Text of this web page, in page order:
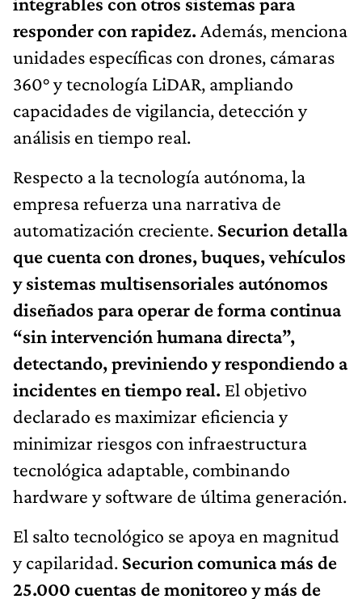
responder con rapidez. Además, menciona
unidades específicas con drones, cámaras
360° y tecnología LiDAR, ampliando
capacidades de vigilancia, detección y
análisis en tiempo real.
Respecto a la tecnología autónoma, la
empresa refuerza una narrativa de
automatización creciente. Securion detalla
que cuenta con drones, buques, vehículos
y sistemas multisensoriales autónomos
diseñados para operar de forma continua
“sin intervención humana directa”,
detectando, previniendo y respondiendo a
incidentes en tiempo real. El objetivo
declarado es maximizar eficiencia y
minimizar riesgos con infraestructura
tecnológica adaptable, combinando
hardware y software de última generación.
El salto tecnológico se apoya en magnitud
y capilaridad. Securion comunica más de
25.000 cuentas de monitoreo y más de